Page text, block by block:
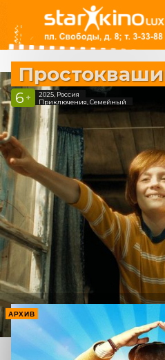
6 +
2025, Россия
Приключения, Семейный
АРХИВ